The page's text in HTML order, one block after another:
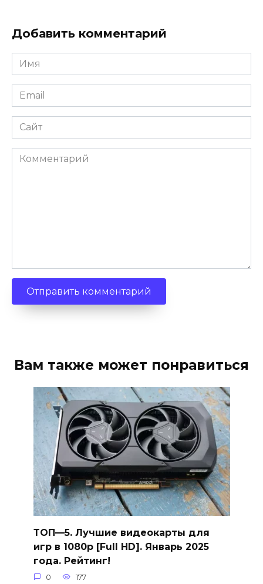
Добавить комментарий
Имя
Email
Сайт
Комментарий
Вам также может понравиться
ТОП—5. Лучшие видеокарты для
игр в 1080p [Full HD]. Январь 2025
года. Рейтинг!
0 177